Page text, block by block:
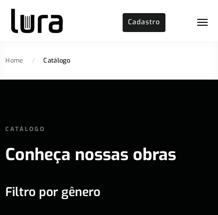
Cadastro
Home / Catálogo
CATÁLOGO
Conheça nossas obras
Filtro por gênero